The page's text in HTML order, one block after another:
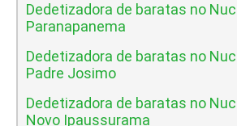
Dedetizadora de baratas no
Paranapanema
Dedetizadora de baratas no
Padre Josimo
Dedetizadora de baratas no
Novo Ipaussurama